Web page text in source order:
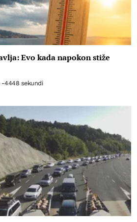
Evo kada napokon stiže
-4448 sekundi